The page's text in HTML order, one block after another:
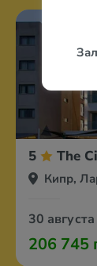
5 The
Кипр,
30 августа
206 745